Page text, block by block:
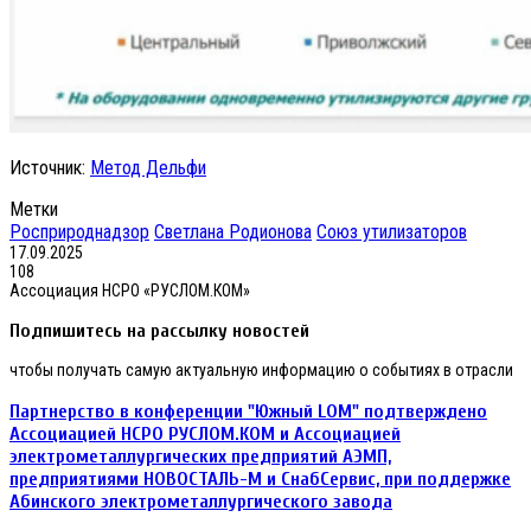
Источник: Метод Дельфи
Метки
Росприроднадзор Светлана Родионова Союз утилизаторов
17.09.2025
108
Ассоциация НСРО «РУСЛОМ.КОМ»
Подпишитесь на рассылку новостей
чтобы получать самую актуальную информацию о событиях в отрасли
Партнерство
в
конференции
"Южный
LОМ"
подтверждено
Партнерство в конференции "Южный LОМ" подтверждено
Ассоциацией НСРО РУСЛОМ.КОM и Ассоциацией
электрометаллургических предприятий АЭМП,
предприятиями НОВОСТАЛЬ-М и СнабСервис, при поддержке
Абинского электрометаллургического завода